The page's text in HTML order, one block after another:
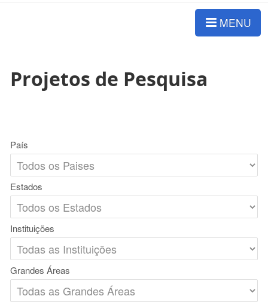
MENU
Projetos de Pesquisa
País
Estados
Instituições
Grandes Áreas